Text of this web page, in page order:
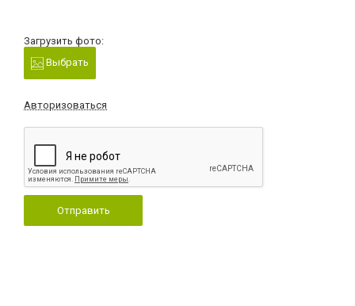
Загрузить фото:
Выбрать
Авторизоваться
Отправить